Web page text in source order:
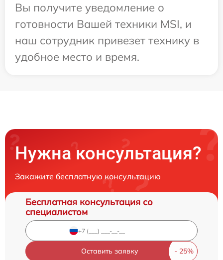
Вы получите уведомление о
готовности Вашей техники MSI, и
наш сотрудник привезет технику в
удобное место и время.
Нужна консультация?
Закажите бесплатную консультацию
Бесплатная консультация со
специалистом
Оставить заявку